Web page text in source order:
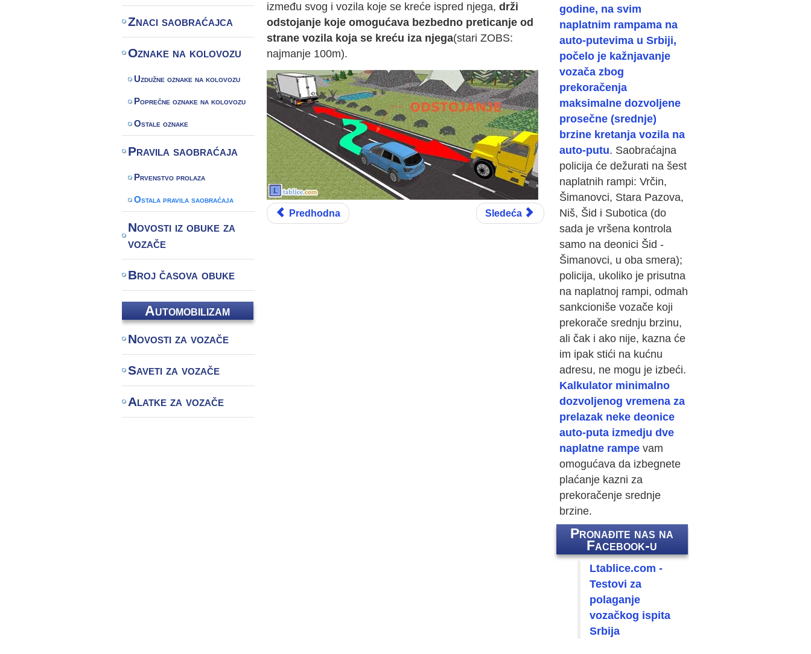
Znaci saobraćajca
Oznake na kolovozu
Uzdužne oznake na kolovozu
Poprečne oznake na kolovozu
Ostale oznake
Pravila saobraćaja
Prvenstvo prolaza
Ostala pravila saobraćaja
Novosti iz obuke za
vozače
Broj časova obuke
Automobilizam
Novosti za vozače
Saveti za vozače
Alatke za vozače
između svog i vozila koje se kreće ispred njega, drži
odstojanje koje omogućava bezbedno preticanje od
strane vozila koja se kreću iza njega(stari ZOBS:
najmanje 100m).
Predhodna Sledeća
godine, na svim
naplatnim rampama na
auto-putevima u Srbiji,
počelo je kažnjavanje
vozača zbog
prekoračenja
maksimalne dozvoljene
prosečne (srednje)
brzine kretanja vozila na
auto-putu. Saobraćajna
policija će dežurati na šest
naplatnih rampi: Vrčin,
Šimanovci, Stara Pazova,
Niš, Šid i Subotica (do
sada je vršena kontrola
samo na deonici Šid -
Šimanovci, u oba smera);
policija, ukoliko je prisutna
na naplatnoj rampi, odmah
sankcioniše vozače koji
prekorače srednju brzinu,
ali čak i ako nije, kazna će
im ipak stići na kućnu
adresu, ne mogu je izbeći.
Kalkulator minimalno
dozvoljenog vremena za
prelazak neke deonice
auto-puta izmedju dve
naplatne rampe vam
omogućava da izbegnete
plaćanje kazni za
prekoračenje srednje
brzine.
Pronađite nas na
Facebook-u
Ltablice.com -
Testovi za
polaganje
vozačkog ispita
Srbija